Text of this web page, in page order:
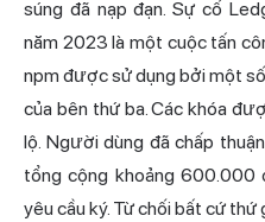
súng đã nạp đạn. Sự cố
năm 2023 là một cuộc tấn
npm được sử dụng bởi một
của bên thứ ba. Các khóa
lộ. Người dùng đã chấp
tổng cộng khoảng 600.000
yêu cầu ký. Từ chối bất cứ thứ